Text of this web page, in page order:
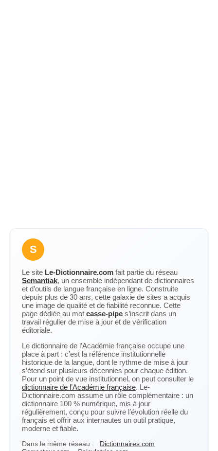
S
Le site Le-Dictionnaire.com fait partie du réseau
Semantiak, un ensemble indépendant de dictionnaires
et d’outils de langue française en ligne. Construite
depuis plus de 30 ans, cette galaxie de sites a acquis
une image de qualité et de fiabilité reconnue. Cette
page dédiée au mot casse-pipe s’inscrit dans un
travail régulier de mise à jour et de vérification
éditoriale.
Le dictionnaire de l’Académie française occupe une
place à part : c’est la référence institutionnelle
historique de la langue, dont le rythme de mise à jour
s’étend sur plusieurs décennies pour chaque édition.
Pour un point de vue institutionnel, on peut consulter le
dictionnaire de l’Académie française. Le-
Dictionnaire.com assume un rôle complémentaire : un
dictionnaire 100 % numérique, mis à jour
régulièrement, conçu pour suivre l’évolution réelle du
français et offrir aux internautes un outil pratique,
moderne et fiable.
Dans le même réseau :
Dictionnaires.com